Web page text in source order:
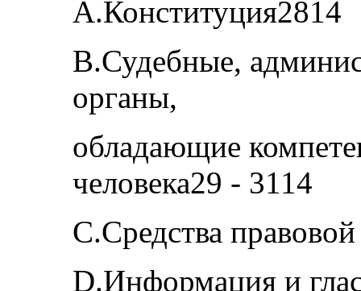
A.Конституция2814
B.Судебные,
органы,
обладающие
человека29 - 3114
C.Средства
D.Информация и